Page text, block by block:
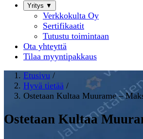
Yritys ▼
Verkkokulta Oy
Sertifikaatit
Tutustu toimintaan
Ota yhteyttä
Tilaa myyntipakkaus
Etusivu /
Hyvä tietää /
Ostetaan Kultaa Muurame –
Ostetaan Kultaa